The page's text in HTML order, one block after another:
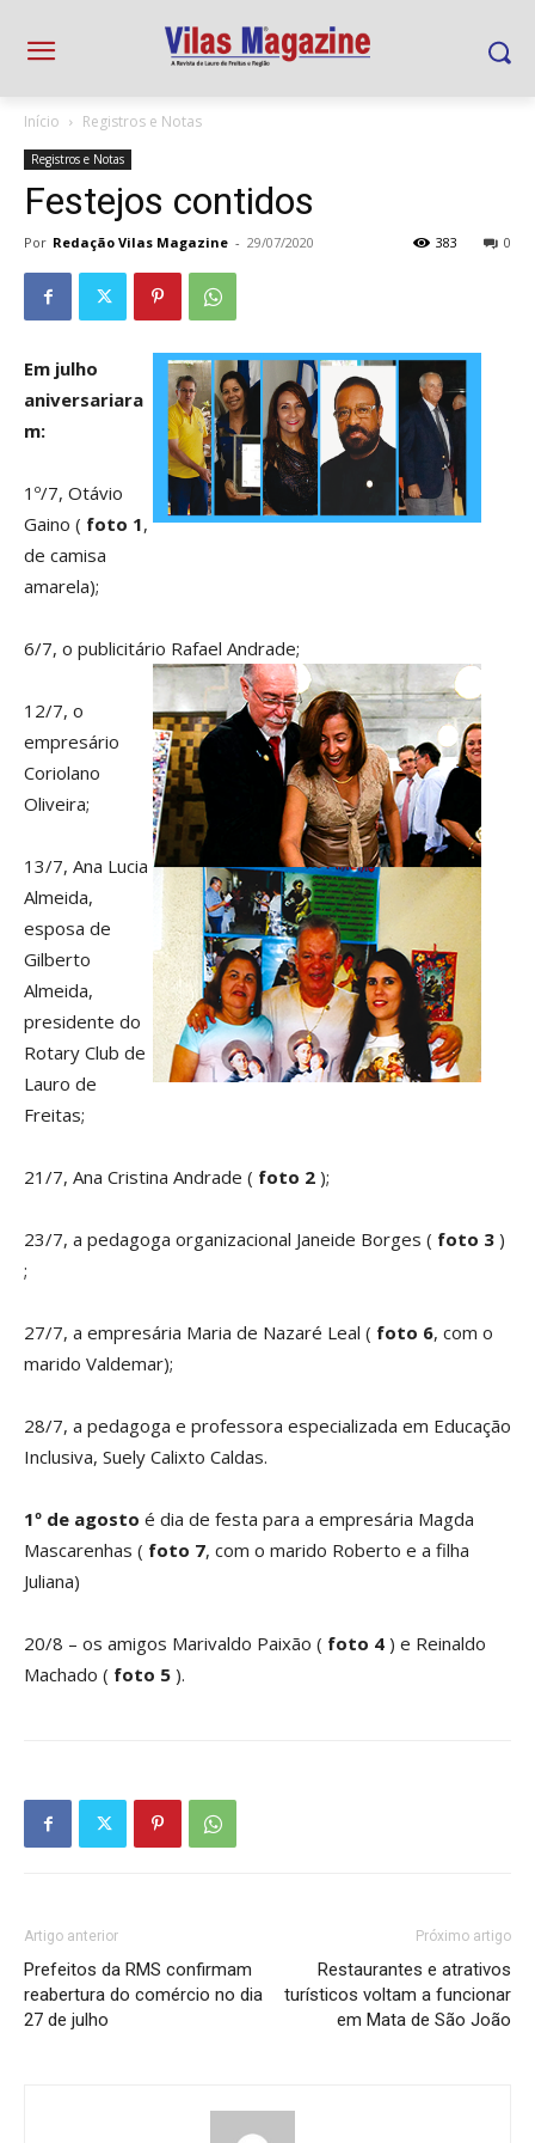
Início Registros e Notas
Registros e Notas
Festejos contidos
Por Redação Vilas Magazine - 29/07/2020 0
383
Em julho
aniversariara
m:
1º/7, Otávio
Gaino ( foto 1,
de camisa
amarela);
6/7, o publicitário Rafael Andrade;
12/7, o
empresário
Coriolano
Oliveira;
13/7, Ana Lucia
Almeida,
esposa de
Gilberto
Almeida,
presidente do
Rotary Club de
Lauro de
Freitas;
21/7, Ana Cristina Andrade ( foto 2 );
23/7, a pedagoga organizacional Janeide Borges ( foto 3 )
;
27/7, a empresária Maria de Nazaré Leal ( foto 6, com o
marido Valdemar);
28/7, a pedagoga e professora especializada em Educação
Inclusiva, Suely Calixto Caldas.
1º de agosto é dia de festa para a empresária Magda
Mascarenhas ( foto 7, com o marido Roberto e a filha
Juliana)
20/8 – os amigos Marivaldo Paixão ( foto 4 ) e Reinaldo
Machado ( foto 5 ).
Artigo anterior
Prefeitos da RMS confirmam
reabertura do comércio no dia
27 de julho
Próximo artigo
Restaurantes e atrativos
turísticos voltam a funcionar
em Mata de São João